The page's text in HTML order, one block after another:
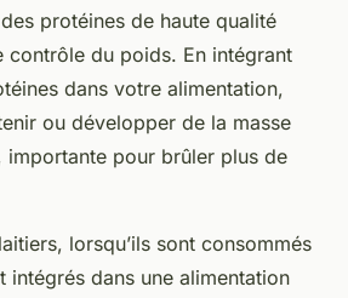
protéines de haute qualité
contrôle du poids. En intégrant
dans votre alimentation,
ou développer de la masse
importante pour brûler plus de
lorsqu’ils sont consommés
intégrés dans une alimentation